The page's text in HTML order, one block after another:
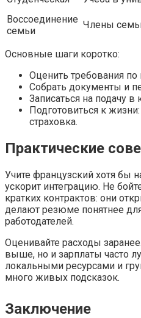
Воссоединение
семьи
Члены
Основные шаги коротко:
Оценить требования по
Собрать документы и
Записаться на подачу в
Подготовиться к
страховка.
Практические
Учите французский хотя бы
ускорит интеграцию. Не
кратких контрактов: они
делают резюме понятнее
работодателей.
Оценивайте расходы
выше, но и зарплаты часто
локальными ресурсами и
много живых подсказок.
Заключение